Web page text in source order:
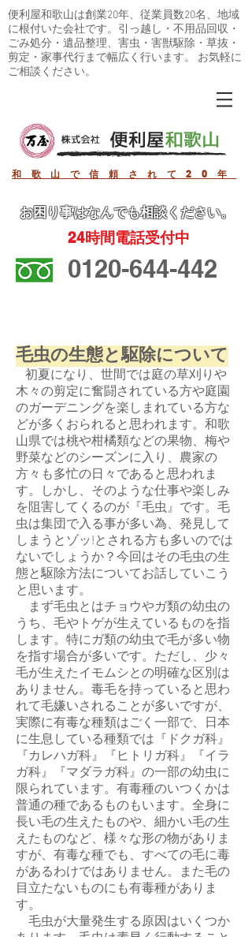
便利屋和歌山は創業20年、従業員数20名、地域
に根付いた会社です。引っ越し・不用品回収・
ごみ処分・遺品整理、害虫・害獣駆除・草抜・
剪定・家事代行まで幅広く行います。 お気軽に
ご相談ください。
和歌山で信頼されて20年
お困り事はなんでも相談ください。
24時間電話受付中
0120-644-442
毛虫の生態と駆除について
初夏になり、世間では庭の草刈りや
木々の剪定に奮闘されている方や庭園
のガーデニングを楽しまれている方な
どが多くおられると思われます。和歌
山県では桃や柑橘類などの果物、梅や
野菜などのシーズンに入り、農家の
方々も多忙の日々であると思われま
す。しかし、そのような仕事や楽しみ
を阻害してくるのが『毛虫』です。毛
虫は集団で入る事が多い為、発見して
しまうとゾッ!とされる方も多いのでは
ないでしょうか？今回はその毛虫の生
態と駆除方法についてお話していこう
と思います。
まず毛虫とはチョウやガ類の幼虫の
うち、毛やトゲが生えているものを指
します。特にガ類の幼虫で毛が多い物
を指す場合が多いです。ただし、少々
毛が生えたイモムシとの明確な区別は
ありません。毒毛を持っていると思わ
れて毛嫌いされることが多いですが、
実際に有毒な種類はごく一部で、日本
に生息している種類では『ドクガ科』
『カレハガ科』『ヒトリガ科』『イラ
ガ科』『マダラガ科』の一部の幼虫に
限られています。有毒種のいつくかは
普通の種であるものもいます。全身に
長い毛の生えたものや、細かい毛の生
えたものなど、様々な形の物がありま
すが、有毒な種でも、すべての毛に毒
があるわけではありません。また毛の
目立たないものにも有毒種がありま
す。
毛虫が大量発生する原因はいくつか